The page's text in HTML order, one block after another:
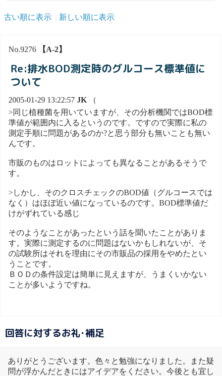
古い順に表示 新しい順に表示
No.9276 【A-2】
Re:排水BOD測定時のグルコース標準値に
ついて
2005-01-29 13:22:57 JK （
>同じ植種菌を用いていますが、その分析機関ではBOD標
準値が範囲内に入るというのです。ですので実際に私の
測定手順に問題があるのか?と思う部分も無いことも無い
んです。
市販のものはロットによっても異なることがあるそうで
す。
>しかし、そのクロスチェックのBOD値（グルコースでは
なく）はほぼ近い値になっているのです。BOD標準値だ
けがずれている感じ
そのようなことがあったという話を聞いたことがありま
す。実際に測定するのに問題はないかもしれないが、そ
の試験所はそれを理由にその市販品の採用をやめたとい
うことです。
ＢＯＤの条件設定は簡単に見えますが、うまくいかない
ことが多いようですね。
回答に対するお礼･補足
ありがとうございます。色々と勉強になりました。また疑
問が浮かんだときにはアイデアをください。今後とも宜し